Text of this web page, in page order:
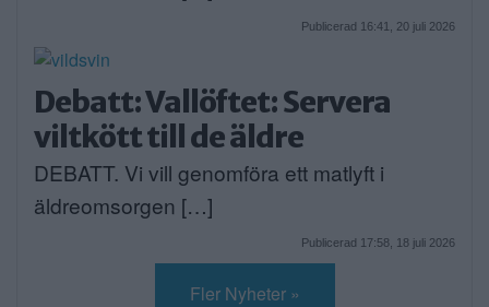
Publicerad 16:41, 20 juli 2026
Debatt: Vallöftet: Servera
viltkött till de äldre
DEBATT. Vi vill genomföra ett matlyft i
äldreomsorgen […]
Publicerad 17:58, 18 juli 2026
Fler Nyheter »